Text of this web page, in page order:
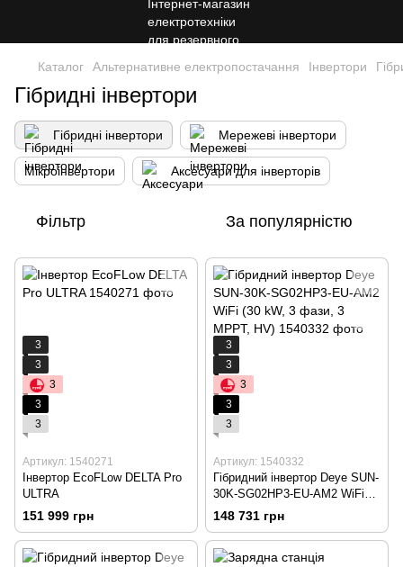
Каталог Альтернативне електропостачання Інвертори
Гібридні інвертори
Гібридні інвертори Мережеві інвертори
Мікроінвертори Аксесуари для інверторів
Фільтр За популярністю
3
3
3
3
3
Артикул: 1540271
Інвертор EcoFLow DELTA Pro
ULTRA
151 999 грн
3
3
3
3
3
Артикул: 1540332
Гібридний інвертор Deye SUN-
30K-SG02HP3-EU-AM2 WiFi
(30 kW, 3 фази, 3 MPPT, HV)
148 731 грн